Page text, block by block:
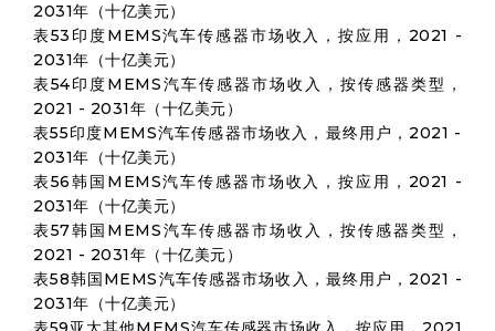
2031年（十亿美元）
表53印度MEMS汽车传感器市场收入，按应用，2021 -
2031年（十亿美元）
表54印度MEMS汽车传感器市场收入，按传感器类型，
2021 - 2031年（十亿美元）
表55印度MEMS汽车传感器市场收入，最终用户，2021 -
2031年（十亿美元）
表56韩国MEMS汽车传感器市场收入，按应用，2021 -
2031年（十亿美元）
表57韩国MEMS汽车传感器市场收入，按传感器类型，
2021 - 2031年（十亿美元）
表58韩国MEMS汽车传感器市场收入，最终用户，2021 -
2031年（十亿美元）